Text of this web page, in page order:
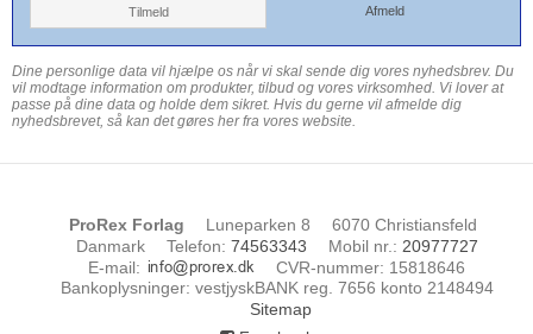
Tilmeld Afmeld
Dine personlige data vil hjælpe os når vi skal sende dig vores nyhedsbrev. Du
vil modtage information om produkter, tilbud og vores virksomhed. Vi lover at
passe på dine data og holde dem sikret. Hvis du gerne vil afmelde dig
nyhedsbrevet, så kan det gøres her fra vores website.
ProRex Forlag Luneparken 8
6070 Christiansfeld
Danmark
Telefon: 74563343 Mobil nr. : 20977727
E-mail: CVR-nummer: 15818646
Bankoplysninger: vestjyskBANK reg. 7656 konto 2148494
Sitemap